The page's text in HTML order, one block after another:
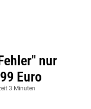
nur
Euro
3 Minuten